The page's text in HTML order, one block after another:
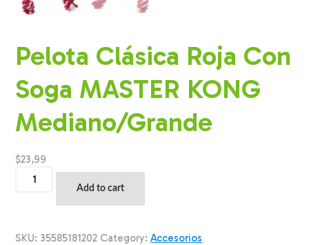
Pelota Clásica Roja Con
Soga MASTER KONG
Mediano/Grande
$23,99
Clásica
MASTER
Add to cart
SKU: 35585181202 Category:Accesorios